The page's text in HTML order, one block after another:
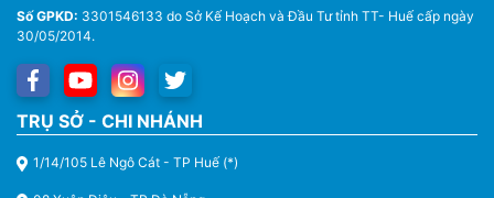
Thuê Xe Du Lịch Tại Huế – Từ 4 Chỗ Đến 45 Chỗ
Số GPKD: 3301546133 do Sở Kế Hoạch và Đầu Tư tỉnh TT- Huế cấp ngày
30/05/2014.
TRỤ SỞ - CHI NHÁNH
1/14/105 Lê Ngô Cát - TP Huế (*)